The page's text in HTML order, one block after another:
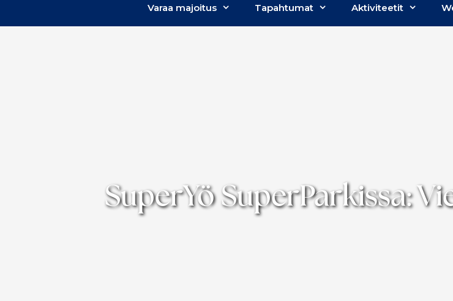
Varaa majoitus Tapahtumat Aktiviteetit
SuperYö SuperParkissa: